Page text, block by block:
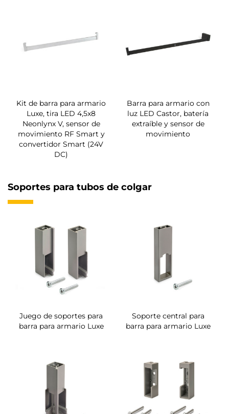
Kit de barra para armario
Luxe, tira LED 4,5x8
Neonlynx V, sensor de
movimiento RF Smart y
convertidor Smart (24V
DC)
Barra para armario con
luz LED Castor, batería
extraíble y sensor de
movimiento
Soportes para tubos de colgar
Juego de soportes para
barra para armario Luxe
Soporte central para
barra para armario Luxe